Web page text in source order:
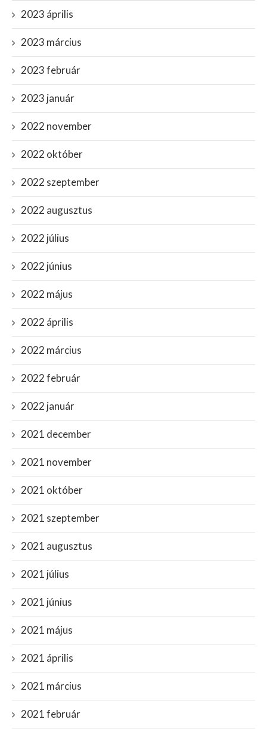
2023 április
2023 március
2023 február
2023 január
2022 november
2022 október
2022 szeptember
2022 augusztus
2022 július
2022 június
2022 május
2022 április
2022 március
2022 február
2022 január
2021 december
2021 november
2021 október
2021 szeptember
2021 augusztus
2021 július
2021 június
2021 május
2021 április
2021 március
2021 február